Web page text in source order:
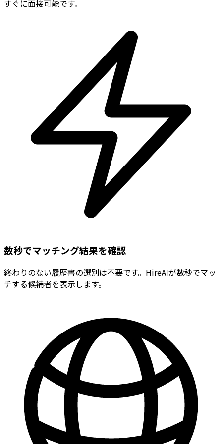
すぐに面接可能です。
数秒でマッチング結果を確認
終わりのない履歴書の選別は不要です。HireAIが数秒でマッ
チする候補者を表示します。